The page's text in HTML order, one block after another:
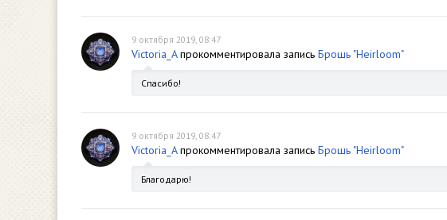
9 октября 2019, 08:47
Victoria_Aпрокомментировала запись Брошь "Heirloom"
Спасибо!
9 октября 2019, 08:47
Victoria_Aпрокомментировала запись Брошь "Heirloom"
Благодарю!